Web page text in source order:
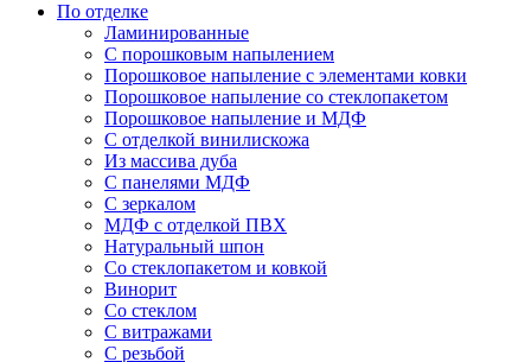
По отделке
Ламинированные
С порошковым напылением
Порошковое напыление с элементами ковки
Порошковое напыление со стеклопакетом
Порошковое напыление и МДФ
С отделкой винилискожа
Из массива дуба
С панелями МДФ
С зеркалом
МДФ с отделкой ПВХ
Натуральный шпон
Со стеклопакетом и ковкой
Винорит
Со стеклом
С витражами
С резьбой